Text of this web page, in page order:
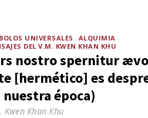
UNIVERSALES
ALQUIMIA
DEL V.M. KWEN KHAN KHU
nostro spernitur
[hermético] es
nuestra época)
Kwen Khan Khu